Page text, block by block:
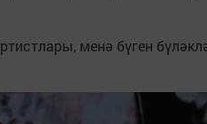
менә бүген